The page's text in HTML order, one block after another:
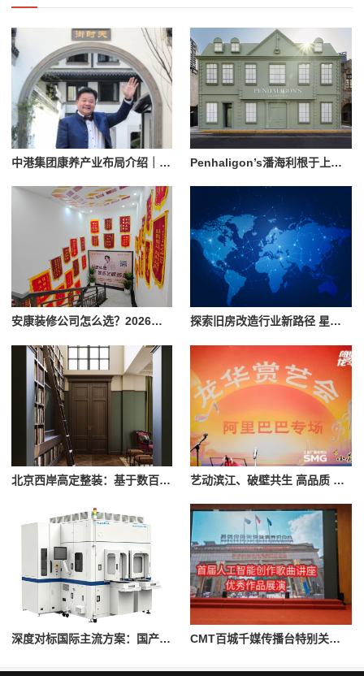
中港集团康养产业布局介绍｜杭州国际医养科技有限公司业务参考 Penhaligon’s潘海利根于上海隆重呈献《游弋之地：伦敦名流录》主题展览 致敬肖像兽首系列十周年传奇篇章
安康装修公司怎么选？2026年本地装修市场信息参考 探索旧房改造行业新路径 星吖APP以数字化服务赋能上海家装提质升级
北京西岸高定整装：基于数百个大宅整装案例的服务实践 艺动滨江、破壁共生 高品质 Live 演出赋能品质城区建设
深度对标国际主流方案：国产在线原子力显微镜的技术突破与产线实践 CMT百城千媒传播台特别关注：人工智能作曲讲座优秀作品展演会